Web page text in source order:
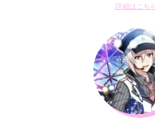
詳細はこち